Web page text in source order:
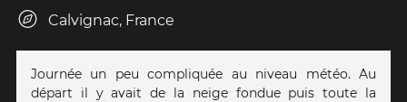
Calvignac, France
Journée un peu compliquée au niveau météo. Au
départ il y avait de la neige fondue puis toute la